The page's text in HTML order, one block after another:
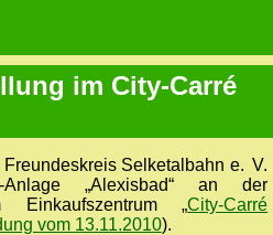
im City-Carré
Selketalbahn e. V.
„Alexisbad“ an der
Einkaufszentrum „City-Carré
vom 13.11.2010).